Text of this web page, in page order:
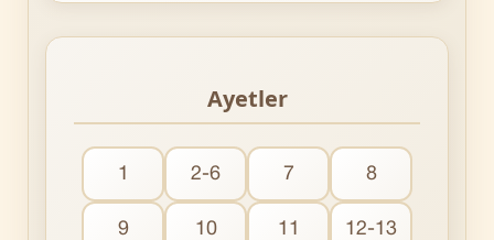
Ayetler
1 2-6 7 8
9 10 11 12-13